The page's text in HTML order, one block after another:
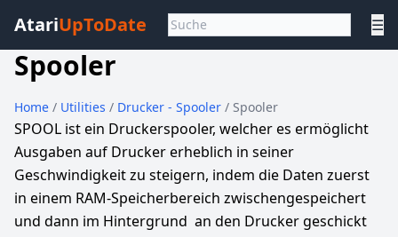
AtariUpToDate ☰
Spooler
Home / Utilities / Drucker - Spooler / Spooler
SPOOL ist ein Druckerspooler, welcher es ermöglicht
Ausgaben auf Drucker erheblich in seiner
Geschwindigkeit zu steigern, indem die Daten zuerst
in einem RAM-Speicherbereich zwischengespeichert
und dann im Hintergrund an den Drucker geschickt